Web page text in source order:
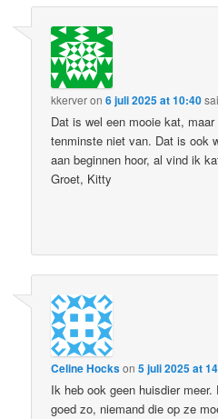
kkerveron6 juli 2025 at 10:40
Dat is wel een mooie kat, maar
tenminste niet van. Dat is ook
aan beginnen hoor, al vind ik
Groet, Kitty
Celine Hockson5 juli 2025 at
Ik heb ook geen huisdier
goed zo, niemand die op ze